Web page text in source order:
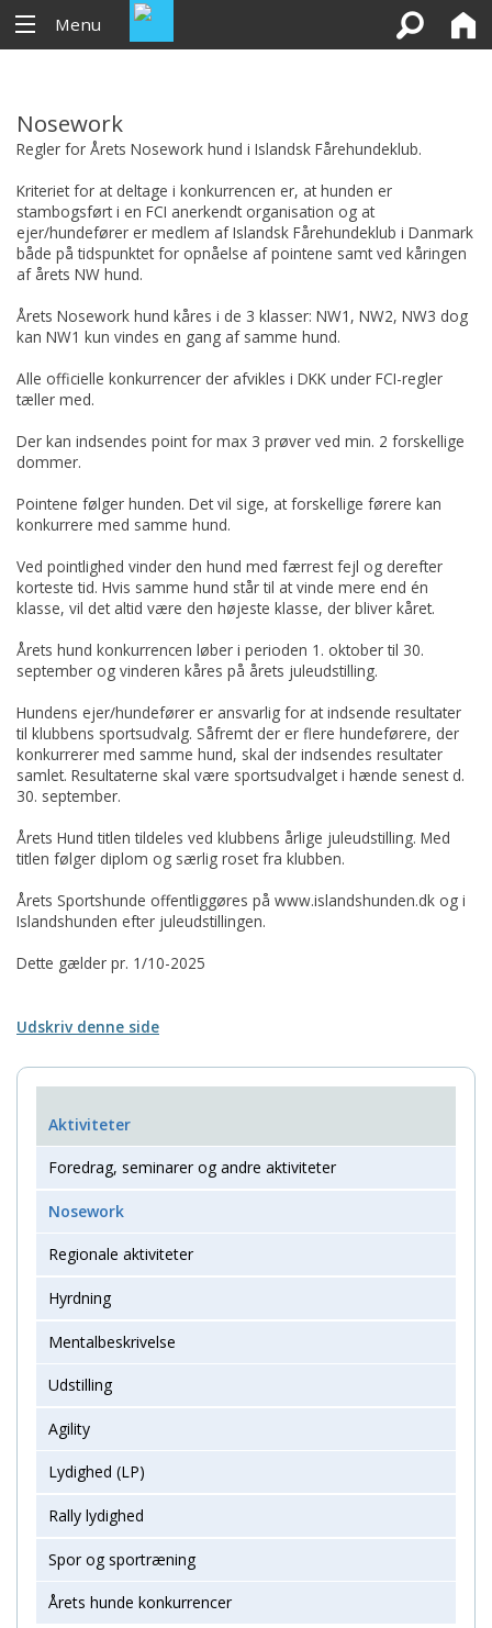
Menu
Nosework
Regler for Årets Nosework hund i Islandsk Fårehundeklub.
Kriteriet for at deltage i konkurrencen er, at hunden er
stambogsført i en FCI anerkendt organisation og at
ejer/hundefører er medlem af Islandsk Fårehundeklub i Danmark
både på tidspunktet for opnåelse af pointene samt ved kåringen
af årets NW hund.
Årets Nosework hund kåres i de 3 klasser: NW1, NW2, NW3 dog
kan NW1 kun vindes en gang af samme hund.
Alle officielle konkurrencer der afvikles i DKK under FCI-regler
tæller med.
Der kan indsendes point for max 3 prøver ved min. 2 forskellige
dommer.
Pointene følger hunden. Det vil sige, at forskellige førere kan
konkurrere med samme hund.
Ved pointlighed vinder den hund med færrest fejl og derefter
korteste tid. Hvis samme hund står til at vinde mere end én
klasse, vil det altid være den højeste klasse, der bliver kåret.
Årets hund konkurrencen løber i perioden 1. oktober til 30.
september og vinderen kåres på årets juleudstilling.
Hundens ejer/hundefører er ansvarlig for at indsende resultater
til klubbens sportsudvalg. Såfremt der er flere hundeførere, der
konkurrerer med samme hund, skal der indsendes resultater
samlet. Resultaterne skal være sportsudvalget i hænde senest d.
30. september.
Årets Hund titlen tildeles ved klubbens årlige juleudstilling. Med
titlen følger diplom og særlig roset fra klubben.
Årets Sportshunde offentliggøres på www.islandshunden.dk og i
Islandshunden efter juleudstillingen.
Dette gælder pr. 1/10-2025
Udskriv denne side
Aktiviteter
Foredrag, seminarer og andre aktiviteter
Nosework
Regionale aktiviteter
Hyrdning
Mentalbeskrivelse
Udstilling
Agility
Lydighed (LP)
Rally lydighed
Spor og sportræning
Årets hunde konkurrencer